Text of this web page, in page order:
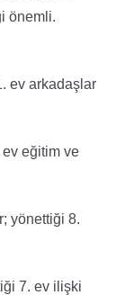
önemli.
ev arkadaşlar
eğitim ve
yönettiği 8.
7. ev ilişki